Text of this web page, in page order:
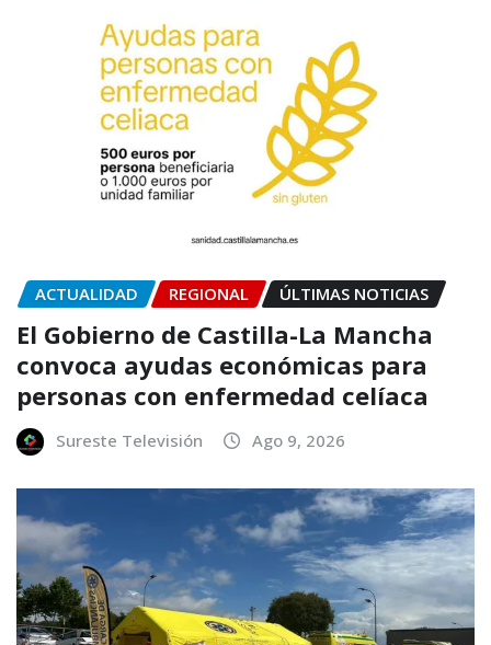
ACTUALIDAD REGIONAL ÚLTIMAS NOTICIAS
El Gobierno de Castilla-La Mancha
convoca ayudas económicas para
personas con enfermedad celíaca
Sureste Televisión Ago 9, 2026